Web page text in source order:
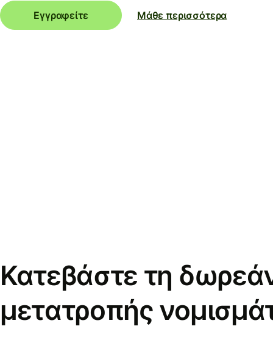
Εγγραφείτε Μάθε περισσότερα
Κατεβάστε τη
μετατροπής